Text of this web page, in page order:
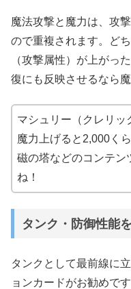
魔法攻撃と魔力は、攻
ので重複されます。ど
（攻撃属性）が上がっ
復にも反映させるなら
マシュリー（クレリッ
魔力上げると2,000く
磁の塔などのコンテン
ね！
タンク・防御性能
タンクとして最前線に
ョンカードがお勧めです